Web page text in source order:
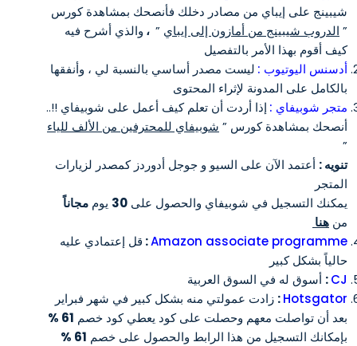
شيبينج على إيباي من مصادر دخلك فأنصحك بمشاهدة كورس
” الدروب شيبينج من أمازون إلى إيباي ” ، والذي أشرح فيه
كيف أقوم بهذا الأمر بالتفصيل
أدسنس اليوتيوب : ليست مصدر أساسي بالنسبة لي ، وأنفقها
بالكامل على المدونة لإثراء المحتوى
متجر شوبيفاي : إذا أردت أن تعلم كيف أعمل على شوبيفاي !!..
أنصحك بمشاهدة كورس ” شوبيفاي للمحترفين من الألف للياء
”
تنويه : أعتمد الآن على السيو و جوجل أدوردز كمصدر لزيارات
المتجر
يمكنك التسجيل في شوبيفاي والحصول على 30 يوم مجاناً
من هنا
Amazon associate programme
: قل إعتمادي عليه
حالياً بشكل كبير
CJ
: أسوق له في السوق العربية
Hotsgator
: زادت عمولتي منه بشكل كبير في شهر فبراير
بعد أن تواصلت معهم وحصلت على كود يعطي كود خصم 61 %
بإمكانك التسجيل من هذا الرابط والحصول على خصم 61 %